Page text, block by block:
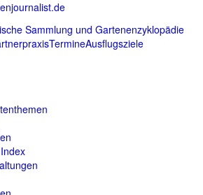
TermineAusflugsziele